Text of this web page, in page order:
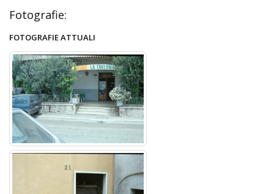
Fotografie:
FOTOGRAFIE ATTUALI